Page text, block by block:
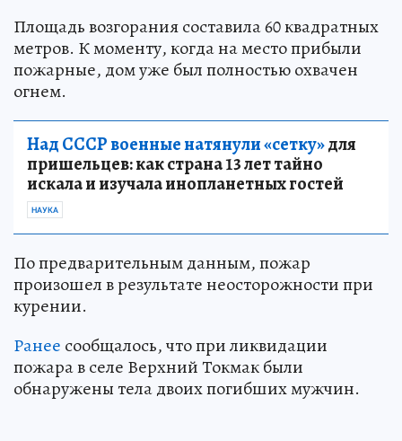
Площадь возгорания составила 60 квадратных
метров. К моменту, когда на место прибыли
пожарные, дом уже был полностью охвачен
огнем.
Над СССР военные натянули «сетку»для
пришельцев: как страна 13 лет тайно
искала и изучала инопланетных гостей
НАУКА
По предварительным данным, пожар
произошел в результате неосторожности при
курении.
Ранее сообщалось, что при ликвидации
пожара в селе Верхний Токмак были
обнаружены тела двоих погибших мужчин.